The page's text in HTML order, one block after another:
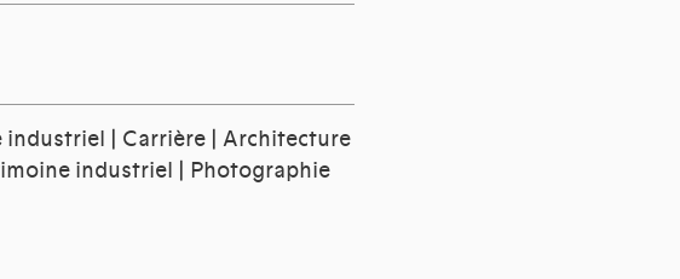
industriel | Carrière | Architecture
industriel | Photographie